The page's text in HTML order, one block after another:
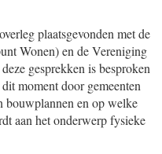
plaatsgevonden met de
Wonen) en de Vereniging
gesprekken is besproken
moment door gemeenten
bouwplannen en op welke
aan het onderwerp fysieke